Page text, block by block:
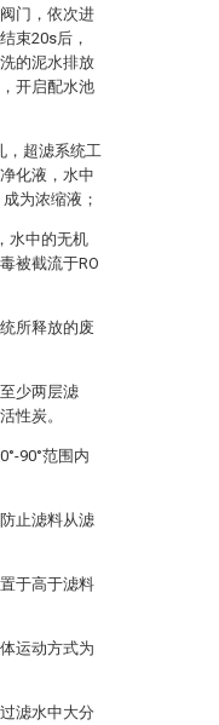
门，依次进
束20s后，
的泥水排放
开启配水池
，超滤系统工
化液，水中
为浓缩液；
水中的无机
被截流于RO
所释放的废
少两层滤
性炭。
90°范围内
止滤料从滤
于高于滤料
运动方式为
滤水中大分